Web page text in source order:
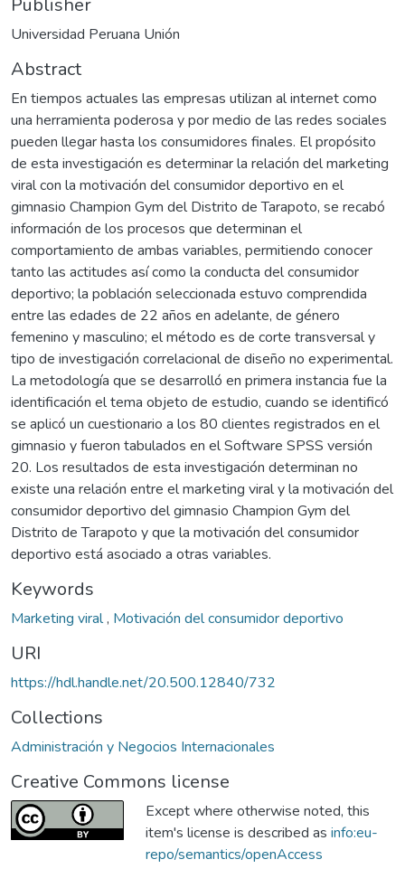
Universidad Peruana Unión
Abstract
En tiempos actuales las empresas utilizan al internet como
una herramienta poderosa y por medio de las redes sociales
pueden llegar hasta los consumidores finales. El propósito
de esta investigación es determinar la relación del marketing
viral con la motivación del consumidor deportivo en el
gimnasio Champion Gym del Distrito de Tarapoto, se recabó
información de los procesos que determinan el
comportamiento de ambas variables, permitiendo conocer
tanto las actitudes así como la conducta del consumidor
deportivo; la población seleccionada estuvo comprendida
entre las edades de 22 años en adelante, de género
femenino y masculino; el método es de corte transversal y
tipo de investigación correlacional de diseño no experimental.
La metodología que se desarrolló en primera instancia fue la
identificación el tema objeto de estudio, cuando se identificó
se aplicó un cuestionario a los 80 clientes registrados en el
gimnasio y fueron tabulados en el Software SPSS versión
20. Los resultados de esta investigación determinan no
existe una relación entre el marketing viral y la motivación del
consumidor deportivo del gimnasio Champion Gym del
Distrito de Tarapoto y que la motivación del consumidor
deportivo está asociado a otras variables.
Keywords
Marketing viral, Motivación del consumidor deportivo
URI
https://hdl.handle.net/20.500.12840/732
Collections
Administración y Negocios Internacionales
Creative Commons license
Except where otherwise noted, this
item's license is described as info:eu-
repo/semantics/openAccess